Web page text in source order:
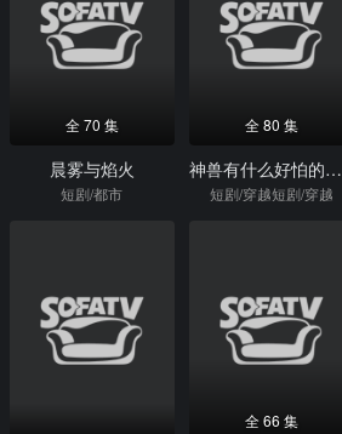
全 70 集
晨雾与焰火
短剧/都市
全 80 集
神兽有什么好怕的，我有儿歌三百首
短剧/穿越短剧/穿越
全 66 集